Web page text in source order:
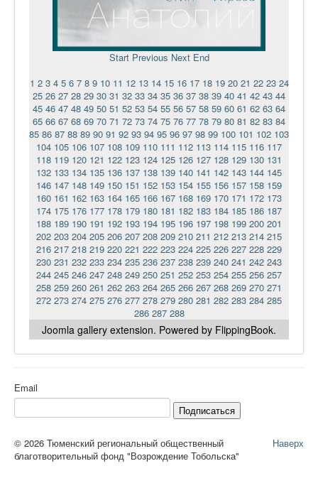
Start Previous Next End
1 2 3 4 5 6 7 8 9 10 11 12 13 14 15 16 17 18 19 20 21 22 23 24
25 26 27 28 29 30 31 32 33 34 35 36 37 38 39 40 41 42 43 44
45 46 47 48 49 50 51 52 53 54 55 56 57 58 59 60 61 62 63 64
65 66 67 68 69 70 71 72 73 74 75 76 77 78 79 80 81 82 83 84
85 86 87 88 89 90 91 92 93 94 95 96 97 98 99 100 101 102 103
104 105 106 107 108 109 110 111 112 113 114 115 116 117
118 119 120 121 122 123 124 125 126 127 128 129 130 131
132 133 134 135 136 137 138 139 140 141 142 143 144 145
146 147 148 149 150 151 152 153 154 155 156 157 158 159
160 161 162 163 164 165 166 167 168 169 170 171 172 173
174 175 176 177 178 179 180 181 182 183 184 185 186 187
188 189 190 191 192 193 194 195 196 197 198 199 200 201
202 203 204 205 206 207 208 209 210 211 212 213 214 215
216 217 218 219 220 221 222 223 224 225 226 227 228 229
230 231 232 233 234 235 236 237 238 239 240 241 242 243
244 245 246 247 248 249 250 251 252 253 254 255 256 257
258 259 260 261 262 263 264 265 266 267 268 269 270 271
272 273 274 275 276 277 278 279 280 281 282 283 284 285
286 287 288
Joomla gallery extension. Powered by FlippingBook.
Email
Подписаться
Наверх
© 2026 Тюменский региональный общественный
благотворительный фонд "Возрождение Тобольска"